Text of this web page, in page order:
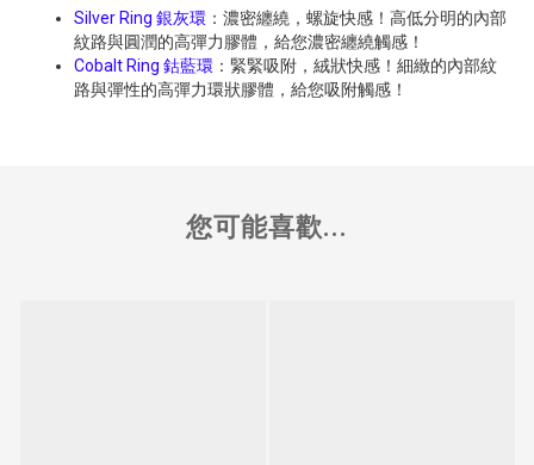
Silver Ring 銀灰環 ：濃密纏繞，螺旋快感！高低分明的內部
紋路與圓潤的高彈力膠體，給您濃密纏繞觸感！
Cobalt Ring 鈷藍環 ：緊緊吸附，絨狀快感！細緻的內部紋
路與彈性的高彈力環狀膠體，給您吸附觸感！
您可能喜歡...